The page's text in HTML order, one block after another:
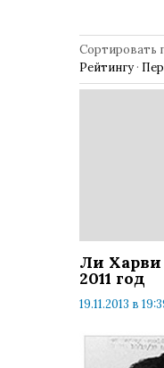
Сортировать
Рейтингу·
Ли Харви
2011 год
19.11.2013 в